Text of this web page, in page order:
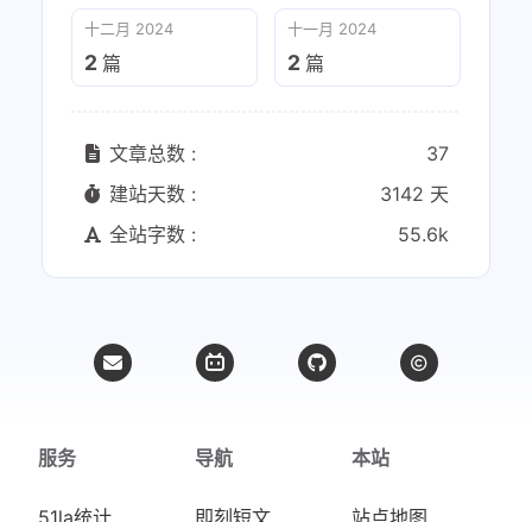
十二月 2024
2 篇
十一月 2024
2 篇
文章总数 :
37
建站天数 :
3142 天
全站字数 :
55.6k
服务
51la统计
导航
即刻短文
本站
站点地图